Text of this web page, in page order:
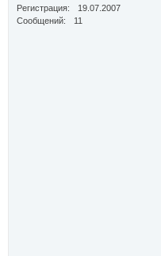
Регистрация
19.07.2007
Сообщений
11